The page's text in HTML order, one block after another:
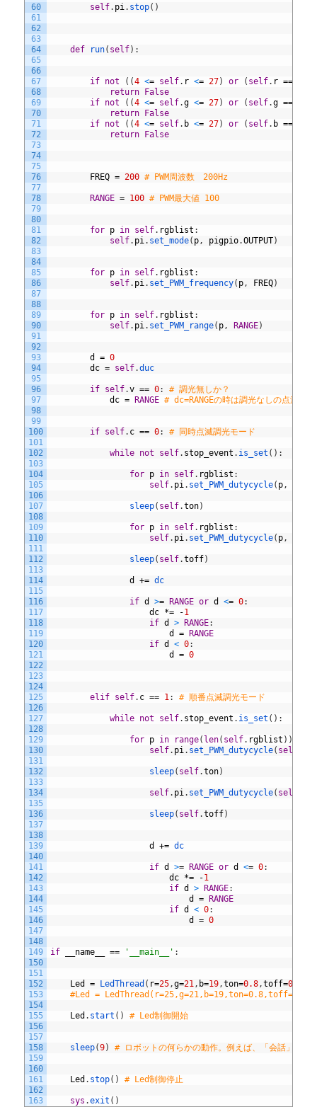
60
61
62
63
64
65
66
67
68
69
70
71
72
73
74
75
76
77
78
79
80
81
82
83
84
85
86
87
88
89
90
91
92
93
94
95
96
97
98
99
100
101
102
103
104
105
106
107
108
109
110
111
112
113
114
115
116
117
118
119
120
121
122
123
124
125
126
127
128
129
130
131
132
133
134
135
136
137
138
139
140
141
142
143
144
145
146
147
148
149
150
151
152
153
154
155
156
157
158
159
160
161
162
163
self. pi. stop( )
def run( self) :
if not ( (4 <= self. r <= 27) or ( self. r ==
return
False
if not ( (4 <= self.g <= 27) or ( self.g ==
return
False
if not ( (4 <= self. b <= 27) or ( self. b ==
return
False
FREQ = 200 # PWM周波数　200Hz
RANGE = 100 # PWM最大値 100
for p in self. rgblist :
self. pi. set_mode( p, pigpio.OUTPUT)
for p in self. rgblist :
self. pi. set_PWM_frequency( p, FREQ)
for p in self. rgblist :
self. pi. set_PWM_range( p, RANGE)
d = 0
dc = self.duc
if self.v == 0:
# 調光無しか？
dc = RANGE # dc=RANGEの時は調光なしの点滅
if self. c == 0: # 同時点滅調光モード
while not self. stop_event . is_set ( ) :
for p in self. rgblist :
self. pi. set_PWM_dutycycle( p,
sleep( self.ton)
for p in self. rgblist :
self. pi. set_PWM_dutycycle( p,
sleep( self.toff)
d += dc
if d >= RANGE or d <= 0:
dc *= -1
if d > RANGE:
d
=
RANGE
if d < 0:
d
= 0
elif self. c == 1: # 順番点滅調光モード
while not self. stop_event . is_set ( ) :
for p in range( len( self. rgblist ) )
self. pi. set_PWM_dutycycle( self
sleep( self.ton)
self. pi. set_PWM_dutycycle( self
sleep( self.toff)
d += dc
if d >= RANGE or d <= 0:
dc *= -1
if d > RANGE:
d
=
RANGE
if d < 0:
d
= 0
if __name__ == '__main__' :
Led = LedThread ( r=25,g=21, b=19,ton=0.8,toff=0.3
#Led =
Led . start ( ) # Led制御開始
sleep(9) # ロボットの何らかの動作。例えば、「会話」中に
Led . stop( ) # Led制御停止
sys .exit ( )